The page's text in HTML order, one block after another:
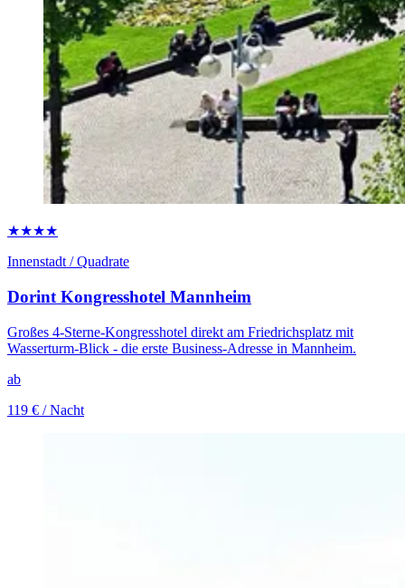
★★★★
Innenstadt / Quadrate
Dorint Kongresshotel Mannheim
Großes 4-Sterne-Kongresshotel direkt am Friedrichsplatz mit
Wasserturm-Blick - die erste Business-Adresse in Mannheim.
ab
119 € / Nacht